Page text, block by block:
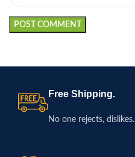
Free Shipping.
No one rejects, dislikes.